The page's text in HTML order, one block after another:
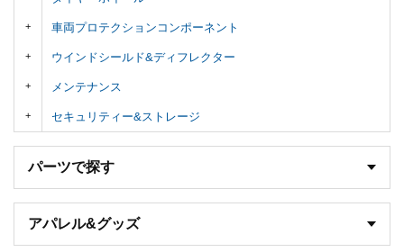
車両プロテクションコンポーネント
ウインドシールド&ディフレクター
メンテナンス
セキュリティー&ストレージ
パーツで探す
アパレル&グッズ